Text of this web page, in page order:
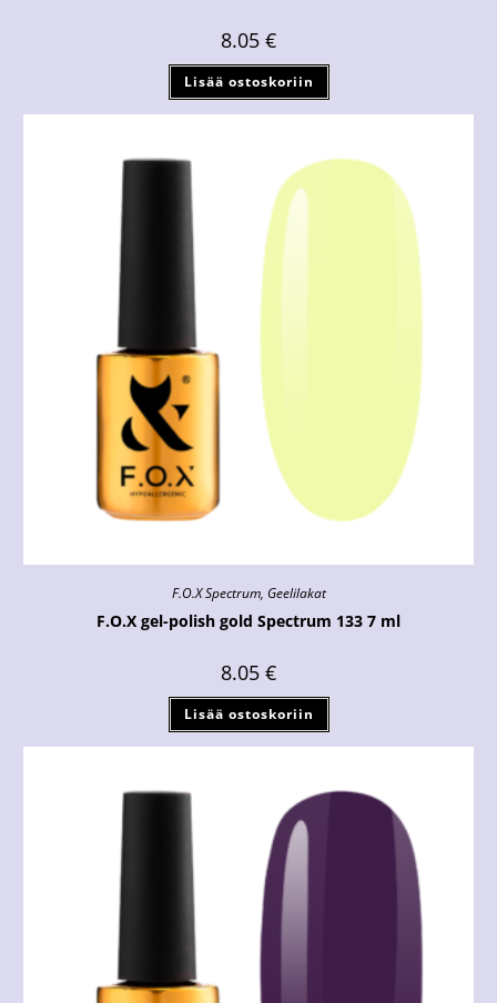
8.05 €
Lisää ostoskoriin
F.O.X Spectrum, Geelilakat
F.O.X gel-polish gold Spectrum 133 7 ml
8.05 €
Lisää ostoskoriin